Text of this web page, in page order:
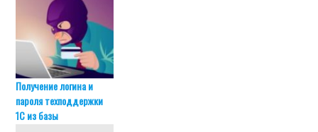
Получение логина и
пароля техподдержки
1С из базы